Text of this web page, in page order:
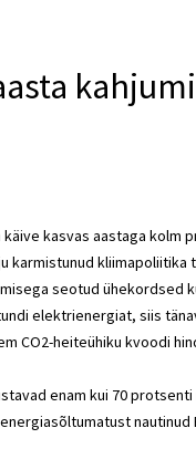
kasvas aastaga kolm
karmistunud kliimapoliitika
seotud ühekordsed
elektrienergiat, siis
CO2-heiteühiku kvoodi
enam kui 70
nautinud